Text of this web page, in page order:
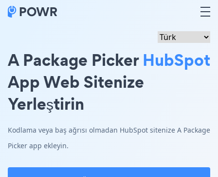
A Package PickerHubSpot
App Web Sitenize
Yerleştirin
Kodlama veya baş ağrısı olmadan HubSpot sitenize A Package
Picker app ekleyin.